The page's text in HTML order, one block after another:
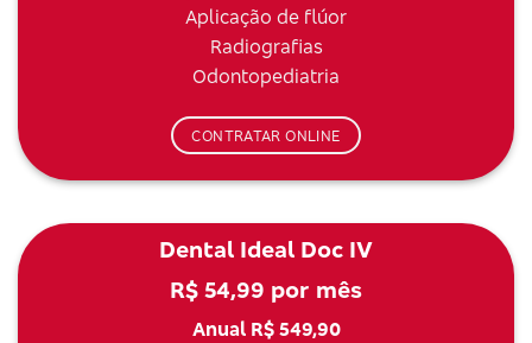
Aplicação de flúor
Radiografias
Odontopediatria
CONTRATAR ONLINE
Dental Ideal Doc IV
R$ 54,99 por mês
Anual R$ 549,90